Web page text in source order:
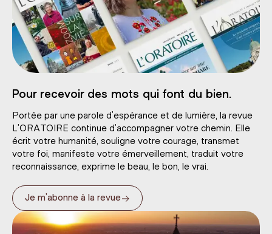
Pour recevoir des mots qui font du bien.
Portée par une parole d’espérance et de lumière, la revue
L’ORATOIRE continue d’accompagner votre chemin. Elle
écrit votre humanité, souligne votre courage, transmet
votre foi, manifeste votre émerveillement, traduit votre
reconnaissance, exprime le beau, le bon, le vrai.
Je m’abonne à la revue→